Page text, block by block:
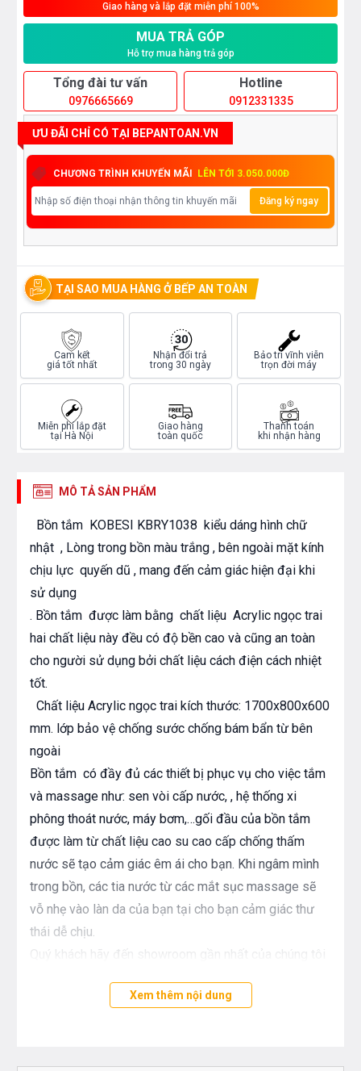
Giao hàng và lắp đặt miễn phí 100%
MUA TRẢ GÓP
Hỗ trợ mua hàng trả góp
Tổng đài tư vấn
0976665669
Hotline
0912331335
ƯU ĐÃI CHỈ CÓ TẠI BEPANTOAN.VN
CHƯƠNG TRÌNH KHUYẾN MÃI LÊN TỚI 3.050.000Đ
Đăng ký ngay
TẠI SAO MUA HÀNG Ở BẾP AN TOÀN
Cam kết
giá tốt nhất
Nhận đổi trả
trong 30 ngày
Bảo trì vĩnh viễn
trọn đời máy
Miễn phí lắp đặt
tại Hà Nội
Giao hàng
toàn quốc
Thanh toán
khi nhận hàng
MÔ TẢ SẢN PHẨM
Bồn tắm KOBESI KBRY1038 kiểu dáng hình chữ
nhật , Lòng trong bồn màu trắng , bên ngoài mặt kính
chịu lực quyến dũ , mang đến cảm giác hiện đại khi
sử dụng
. Bồn tắm được làm bằng chất liệu Acrylic ngọc trai
hai chất liệu này đều có độ bền cao và cũng an toàn
cho người sử dụng bởi chất liệu cách điện cách nhiệt
tốt.
Chất liệu Acrylic ngọc trai kích thước: 1700x800x600
mm. lớp bảo vệ chống sước chống bám bẩn từ bên
ngoài
Bồn tắm có đầy đủ các thiết bị phục vụ cho việc tắm
và massage như: sen vòi cấp nước, , hệ thống xi
phông thoát nước, máy bơm,…gối đầu của bồn tắm
được làm từ chất liệu cao su cao cấp chống thấm
nước sẽ tạo cảm giác êm ái cho bạn. Khi ngâm mình
trong bồn, các tia nước từ các mắt sục massage sẽ
vỗ nhẹ vào làn da của bạn tại cho bạn cảm giác thư
thái dễ chịu.
Quý khách hãy đến showroom gần nhất của chúng tôi
theo các số hotline của chúng tôi để được tư vấn và
1: chất liệu : acrylic ngọc trai
Xem thêm nội dung